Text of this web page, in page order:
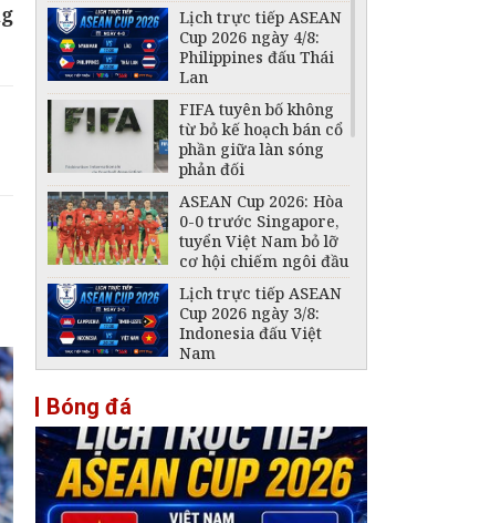
Lịch trực tiếp ASEAN
Cup 2026 ngày 4/8:
Philippines đấu Thái
Lan
FIFA tuyên bố không
từ bỏ kế hoạch bán cổ
phần giữa làn sóng
phản đối
ASEAN Cup 2026: Hòa
0-0 trước Singapore,
tuyển Việt Nam bỏ lỡ
cơ hội chiếm ngôi đầu
Lịch trực tiếp ASEAN
Cup 2026 ngày 3/8:
Indonesia đấu Việt
Nam
trước đội xếp hạng 7
thế giới
Bóng đá